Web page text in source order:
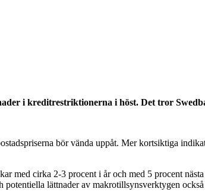
i kreditrestriktionerna i höst. Det tror
bör vända uppåt. Mer kortsiktiga
med cirka 2-3 procent i år och med 5 procent
lättnader av makrotillsynsverktygen